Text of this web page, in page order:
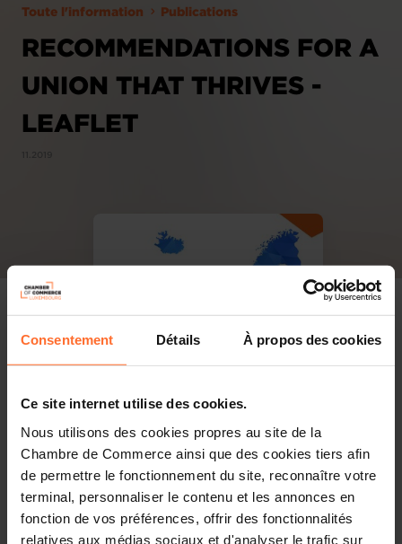
Consentement Détails À propos des cookies
Ce site internet utilise des cookies.
Nous utilisons des cookies propres au site de la
Chambre de Commerce ainsi que des cookies tiers afin
de permettre le fonctionnement du site, reconnaître votre
terminal, personnaliser le contenu et les annonces en
fonction de vos préférences, offrir des fonctionnalités
relatives aux médias sociaux et d'analyser le trafic sur
Toute l'information Publications
RECOMMENDATIONS FOR A
UNION THAT THRIVES -
LEAFLET
PDF, 2.5 Mo